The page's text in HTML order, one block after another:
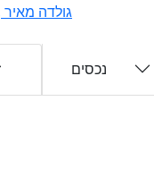
גולדה
נכסים